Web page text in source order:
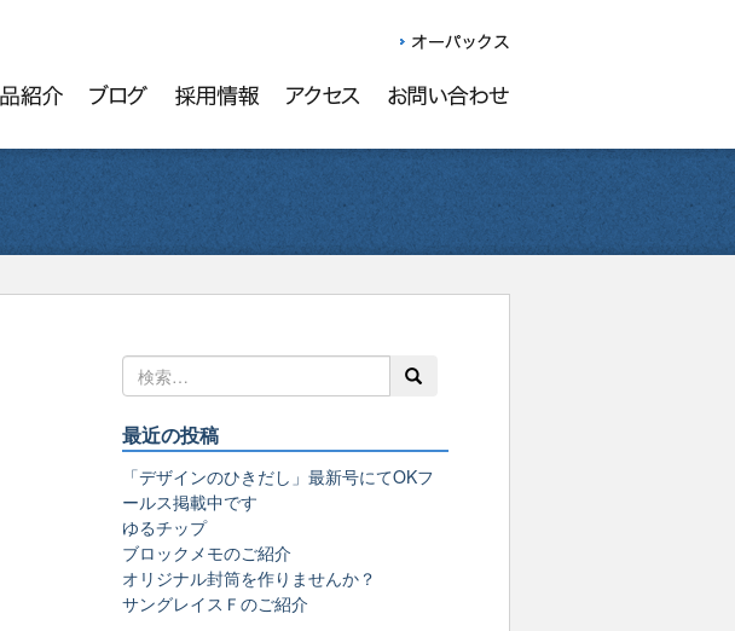
最近の投稿
「デザインのひきだし」最新号にてOKフ
ールス掲載中です
ゆるチップ
ブロックメモのご紹介
オリジナル封筒を作りませんか？
サングレイスＦのご紹介